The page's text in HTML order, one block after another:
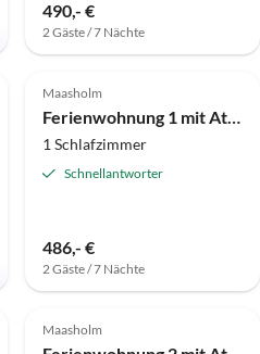
490,- €
2 Gäste / 7 Nächte
5.0 (6)
Maasholm
1 Schlafzimmer
Schnellantworter
486,- €
2 Gäste / 7 Nächte
5.0 (2)
Maasholm